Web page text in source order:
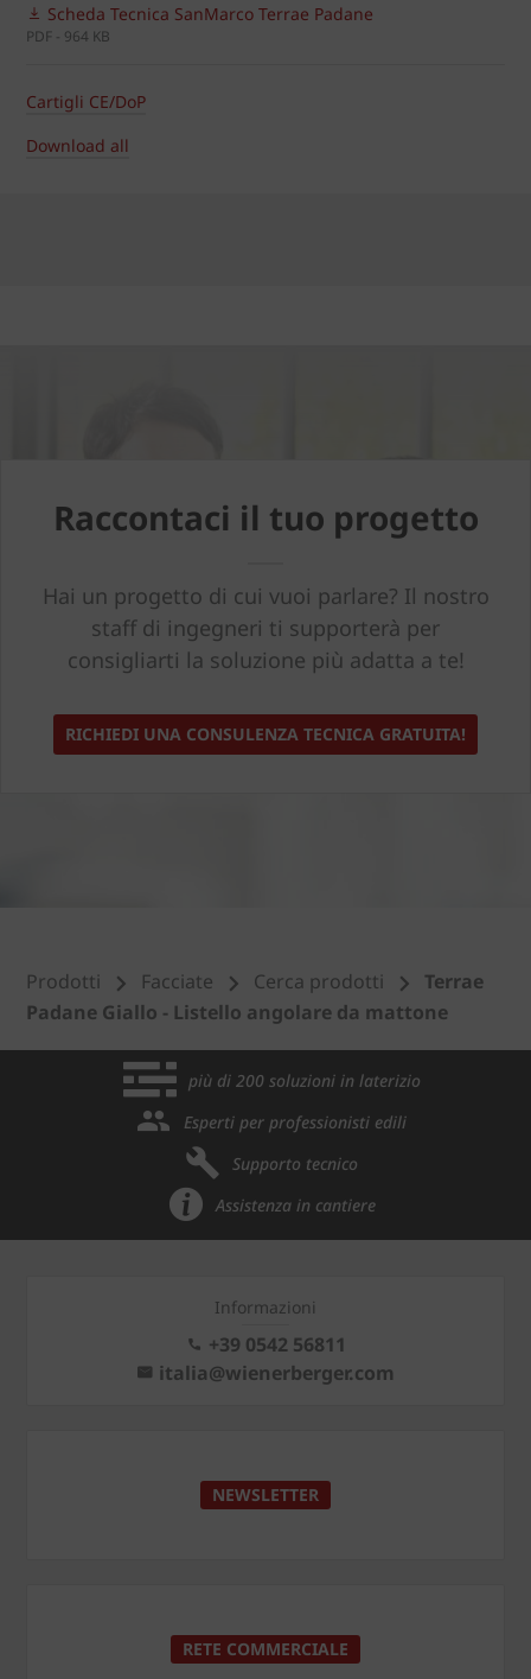
Scheda Tecnica SanMarco Terrae Padane
PDF - 964 KB
Cartigli CE/DoP
Download all
Raccontaci il tuo progetto
Hai un progetto di cui vuoi parlare? Il nostro
staff di ingegneri ti supporterà per
consigliarti la soluzione più adatta a te!
RICHIEDI UNA CONSULENZA TECNICA GRATUITA!
Prodotti Facciate Cerca prodotti
Terrae
Padane Giallo - Listello angolare da mattone
più di 200 soluzioni in laterizio
Esperti per professionisti edili
Supporto tecnico
Assistenza in cantiere
Informazioni
+39 0542 56811
italia@wienerberger.com
NEWSLETTER
RETE COMMERCIALE